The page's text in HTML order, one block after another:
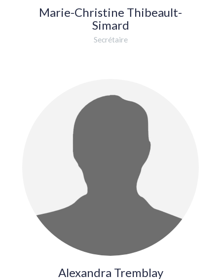
Marie-Christine Thibeault-
Simard
Secrétaire
Alexandra Tremblay